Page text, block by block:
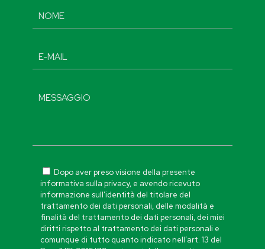
Dopo aver preso visione della presente
informativa sulla privacy, e avendo ricevuto
informazione sull’identità del titolare del
trattamento dei dati personali, delle modalità e
finalità del trattamento dei dati personali, dei miei
diritti rispetto al trattamento dei dati personali e
comunque di tutto quanto indicato nell’art. 13 del